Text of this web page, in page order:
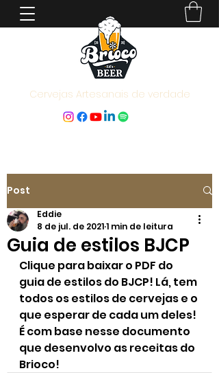
Cervejas Artesanais de verdade
Post
Guia de estilos BJCP
Eddie
8 de jul. de 20211 min de leitura
Clique para baixar o PDF do
guia de estilos do BJCP! Lá, tem
todos os estilos de cervejas e o
que esperar de cada um deles!
É com base nesse documento
que desenvolvo as receitas do
Brioco!